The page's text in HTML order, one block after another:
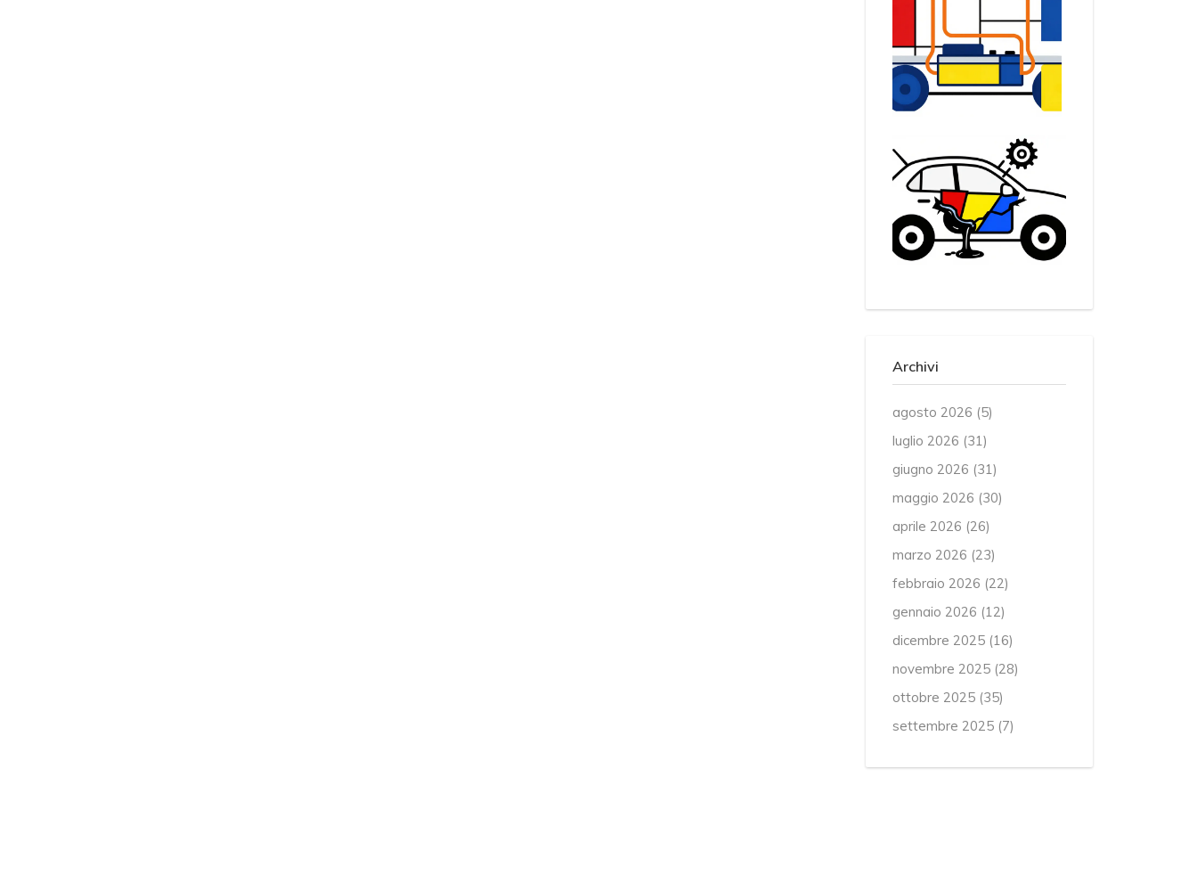
Archivi
agosto 2026 (5)
luglio 2026 (31)
giugno 2026 (31)
maggio 2026 (30)
aprile 2026 (26)
marzo 2026 (23)
febbraio 2026 (22)
gennaio 2026 (12)
dicembre 2025 (16)
novembre 2025 (28)
ottobre 2025 (35)
settembre 2025 (7)